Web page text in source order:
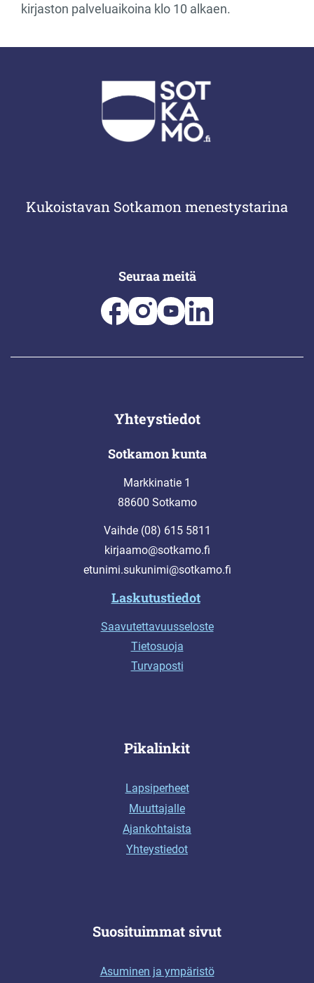
kirjaston palveluaikoina klo 10 alkaen.
Kukoistavan Sotkamon menestystarina
Seuraa meitä
Yhteystiedot
Sotkamon kunta
Markkinatie 1
88600 Sotkamo
Vaihde (08) 615 5811
kirjaamo@sotkamo.fi
etunimi.sukunimi@sotkamo.fi
Laskutustiedot
Saavutettavuusseloste
Tietosuoja
Turvaposti
Pikalinkit
Lapsiperheet
Muuttajalle
Ajankohtaista
Yhteystiedot
Suosituimmat sivut
Asuminen ja ympäristö